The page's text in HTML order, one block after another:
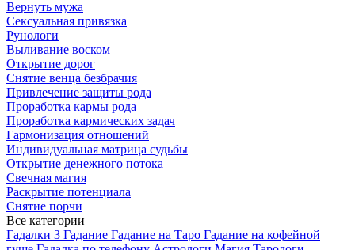
Вернуть мужа
Сексуальная привязка
Рунологи
Выливание воском
Открытие дорог
Снятие венца безбрачия
Привлечение защиты рода
Проработка кармы рода
Проработка кармических задач
Гармонизация отношений
Индивидуальная матрица судьбы
Открытие денежного потока
Свечная магия
Раскрытие потенциала
Снятие порчи
Все категории
Гадалки 3 Гадание Гадание на Таро Гадание на кофейной